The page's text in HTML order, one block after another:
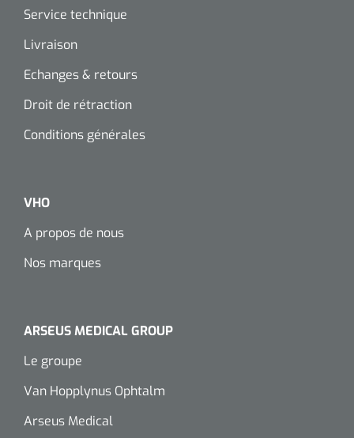
Service technique
Livraison
Echanges & retours
Droit de rétraction
Conditions générales
VHO
A propos de nous
Nos marques
ARSEUS MEDICAL GROUP
Le groupe
Van Hopplynus Ophtalm
Arseus Medical